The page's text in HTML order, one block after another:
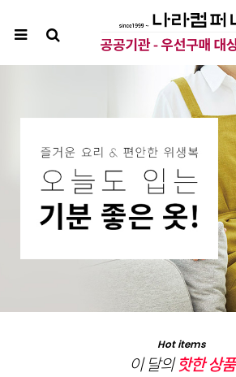
Hot items
이 달의핫한 상품